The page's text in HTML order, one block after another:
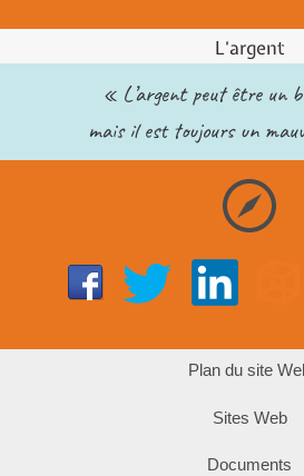
L’argent
« L’argent peut être un
mais il est toujours un
Plan du site
Sites Web
Documents